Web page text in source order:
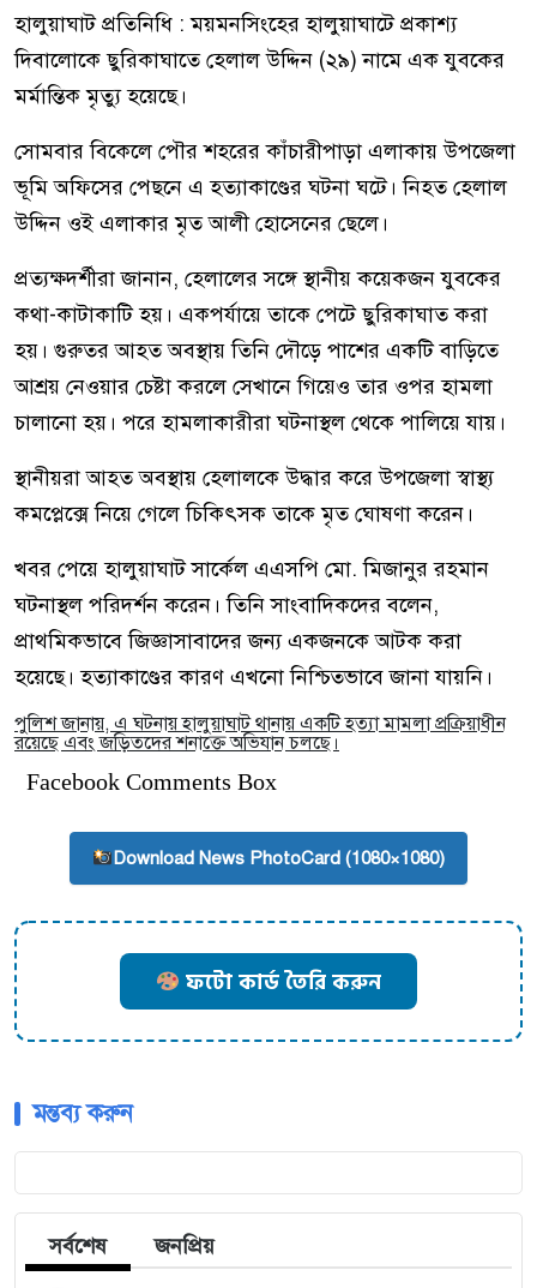
হালুয়াঘাট প্রতিনিধি : ময়মনসিংহের হালুয়াঘাটে প্রকাশ্য
দিবালোকে ছুরিকাঘাতে হেলাল উদ্দিন (২৯) নামে এক যুবকের
মর্মান্তিক মৃত্যু হয়েছে।
সোমবার বিকেলে পৌর শহরের কাঁচারীপাড়া এলাকায় উপজেলা
ভূমি অফিসের পেছনে এ হত্যাকাণ্ডের ঘটনা ঘটে। নিহত হেলাল
উদ্দিন ওই এলাকার মৃত আলী হোসেনের ছেলে।
প্রত্যক্ষদর্শীরা জানান, হেলালের সঙ্গে স্থানীয় কয়েকজন যুবকের
কথা-কাটাকাটি হয়। একপর্যায়ে তাকে পেটে ছুরিকাঘাত করা
হয়। গুরুতর আহত অবস্থায় তিনি দৌড়ে পাশের একটি বাড়িতে
আশ্রয় নেওয়ার চেষ্টা করলে সেখানে গিয়েও তার ওপর হামলা
চালানো হয়। পরে হামলাকারীরা ঘটনাস্থল থেকে পালিয়ে যায়।
স্থানীয়রা আহত অবস্থায় হেলালকে উদ্ধার করে উপজেলা স্বাস্থ্য
কমপ্লেক্সে নিয়ে গেলে চিকিৎসক তাকে মৃত ঘোষণা করেন।
খবর পেয়ে হালুয়াঘাট সার্কেল এএসপি মো. মিজানুর রহমান
ঘটনাস্থল পরিদর্শন করেন। তিনি সাংবাদিকদের বলেন,
প্রাথমিকভাবে জিজ্ঞাসাবাদের জন্য একজনকে আটক করা
হয়েছে। হত্যাকাণ্ডের কারণ এখনো নিশ্চিতভাবে জানা যায়নি।
পুলিশ জানায়, এ ঘটনায় হালুয়াঘাট থানায় একটি হত্যা মামলা প্রক্রিয়াধীন
রয়েছে এবং জড়িতদের শনাক্তে অভিযান চলছে।
Facebook Comments Box
Download News PhotoCard (1080×1080)
ফটো কার্ড তৈরি করুন
মন্তব্য করুন
সর্বশেষ জনপ্রিয়